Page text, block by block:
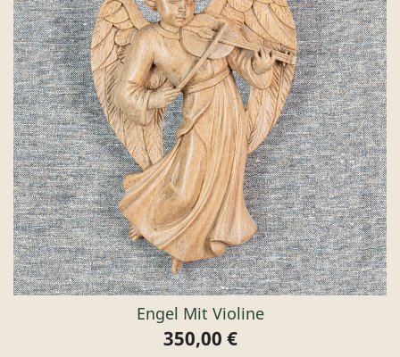
Engel Mit Violine
Preis
350,00 €